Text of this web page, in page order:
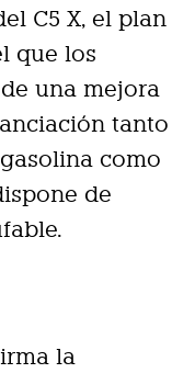
C5 X, el plan
que los
una mejora
tanto
como
de
la